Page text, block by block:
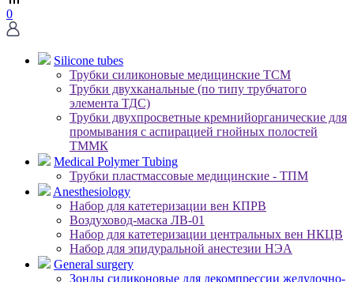
0
Silicone tubes
Трубки силиконовые медицинские ТСМ
Трубки двухканальные (по типу трубчатого
элемента ТДС)
Трубки двухпросветные кремнийорганические для
промывания с аспирацией гнойных полостей
ТММК
Medical Polymer Tubing
Трубки пластмассовые медицинские - ТПМ
Anesthesiology
Набор для катетеризации вен КПРВ
Воздуховод-маска ЛВ-01
Набор для катетеризации центральных вен НКЦВ
Набор для эпидуральной анестезии НЭА
General surgery
Зонды силиконовые для декомпрессии желудочно-